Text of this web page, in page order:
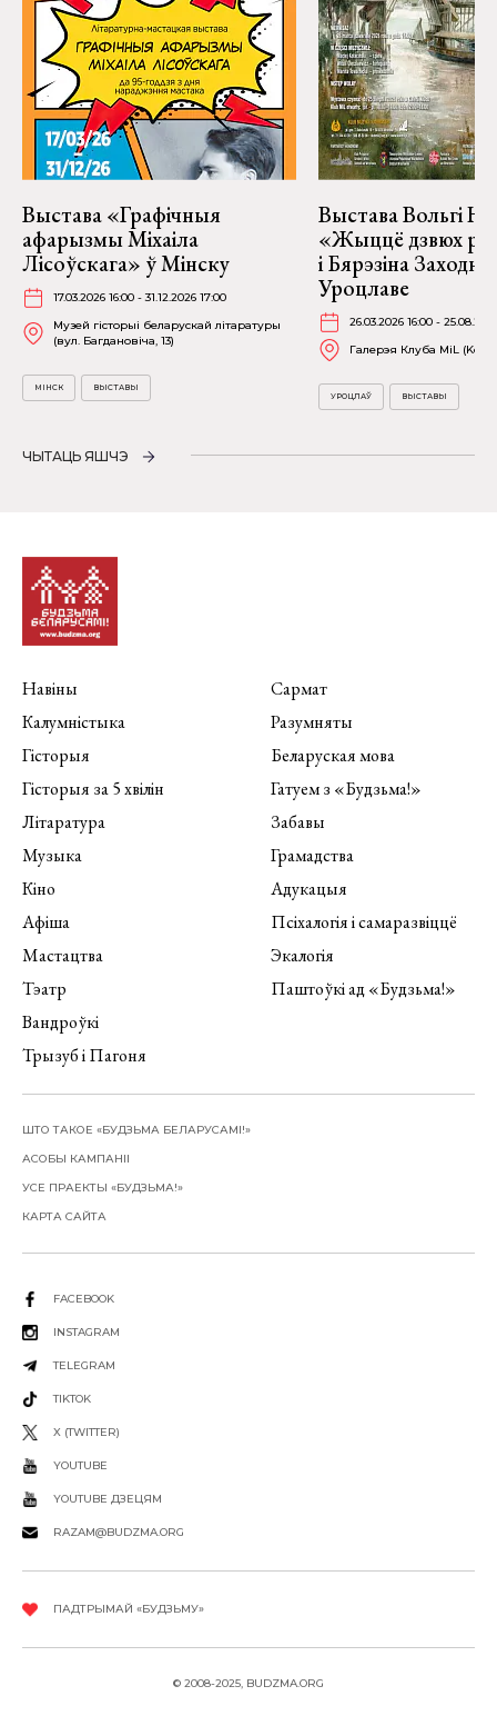
Выстава «Графічныя
афарызмы Міхаіла
Лісоўскага» ў Мінску
17.03.2026 16:00 - 31.12.2026 17:00
Музей гісторыі беларускай літаратуры
(вул. Багдановіча, 13)
МІНСК ВЫСТАВЫ
Выстава Вольгі
«Жыццё дзвюх
і Бярэзіна
Уроцлаве
26.03.2026 16:00 -
Галерэя Клуба MiL
УРОЦЛАЎ ВЫСТАВЫ
ЧЫТАЦЬ ЯШЧЭ
Навіны
Калумністыка
Гісторыя
Гісторыя за 5 хвілін
Літаратура
Музыка
Кіно
Афіша
Мастацтва
Тэатр
Вандроўкі
Трызуб і Пагоня
Сармат
Разумняты
Беларуская мова
Гатуем з «Будзьма!»
Забавы
Грамадства
Адукацыя
Псіхалогія і самаразвіццё
Экалогія
Паштоўкі ад «Будзьма!»
ШТО ТАКОЕ «БУДЗЬМА БЕЛАРУСАМІ!»
АСОБЫ КАМПАНІІ
УСЕ ПРАЕКТЫ «БУДЗЬМА!»
КАРТА САЙТА
FACEBOOK
INSTAGRAM
TELEGRAM
TIKTOK
X (TWITTER)
YOUTUBE
YOUTUBE ДЗЕЦЯМ
RAZAM@BUDZMA.ORG
ПАДТРЫМАЙ «БУДЗЬМУ»
© 2008-2025, BUDZMA.ORG